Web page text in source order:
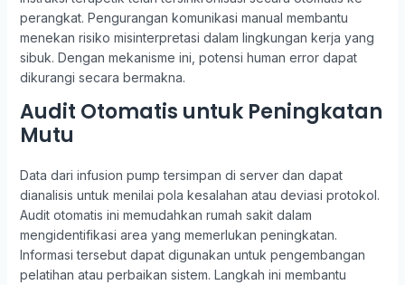
perangkat. Pengurangan komunikasi manual membantu
menekan risiko misinterpretasi dalam lingkungan kerja yang
sibuk. Dengan mekanisme ini, potensi human error dapat
dikurangi secara bermakna.
Audit Otomatis untuk Peningkatan
Mutu
Data dari infusion pump tersimpan di server dan dapat
dianalisis untuk menilai pola kesalahan atau deviasi protokol.
Audit otomatis ini memudahkan rumah sakit dalam
mengidentifikasi area yang memerlukan peningkatan.
Informasi tersebut dapat digunakan untuk pengembangan
pelatihan atau perbaikan sistem. Langkah ini membantu